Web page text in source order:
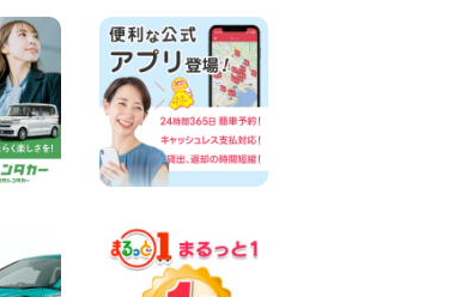
2026三河安城店お盆休みご連
絡 愛知県 三河安城店
100円レンタカー 三河安城
2026年08月08日
☆ お盆特別乗り放題プラン
☆ 埼玉県 杉戸店
100円レンタカー 杉戸
2026年08月07日
交通事故にご注意ください 新
潟県 佐渡空港店
100円レンタカー 佐渡空港
2026年08月07日